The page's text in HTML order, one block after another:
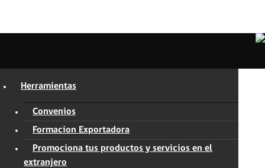
Herramientas
Convenios
Formacion Exportadora
Promociona tus productos y servicios en el
extranjero